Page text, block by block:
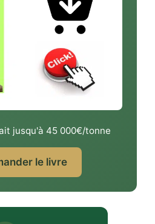
jusqu'à 45 000€/tonne
le livre